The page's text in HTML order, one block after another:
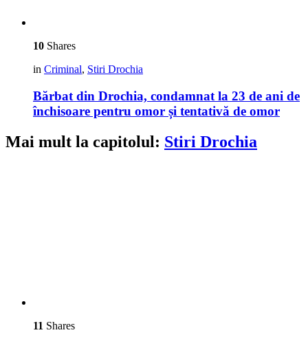
10 Shares
in Criminal, Stiri Drochia
Bărbat din Drochia, condamnat la 23 de ani de
închisoare pentru omor și tentativă de omor
Mai mult la capitolul: Stiri Drochia
11 Shares